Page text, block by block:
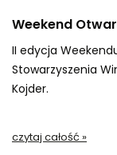
Weekend
II edycja
Stowarzyszenia
Kojder.
czytaj całość »